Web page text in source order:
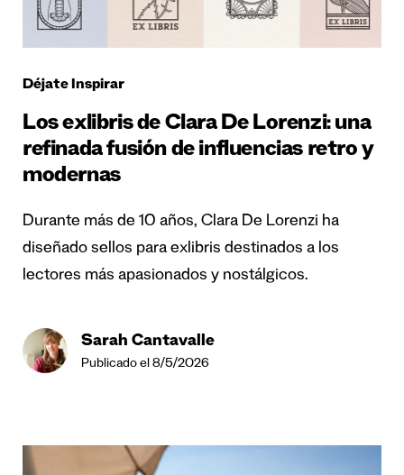
Déjate Inspirar
Los exlibris de Clara De Lorenzi: una
refinada fusión de influencias retro y
modernas
Durante más de 10 años, Clara De Lorenzi ha
diseñado sellos para exlibris destinados a los
lectores más apasionados y nostálgicos.
Sarah Cantavalle
Publicado el 8/5/2026